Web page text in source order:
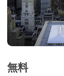
無料